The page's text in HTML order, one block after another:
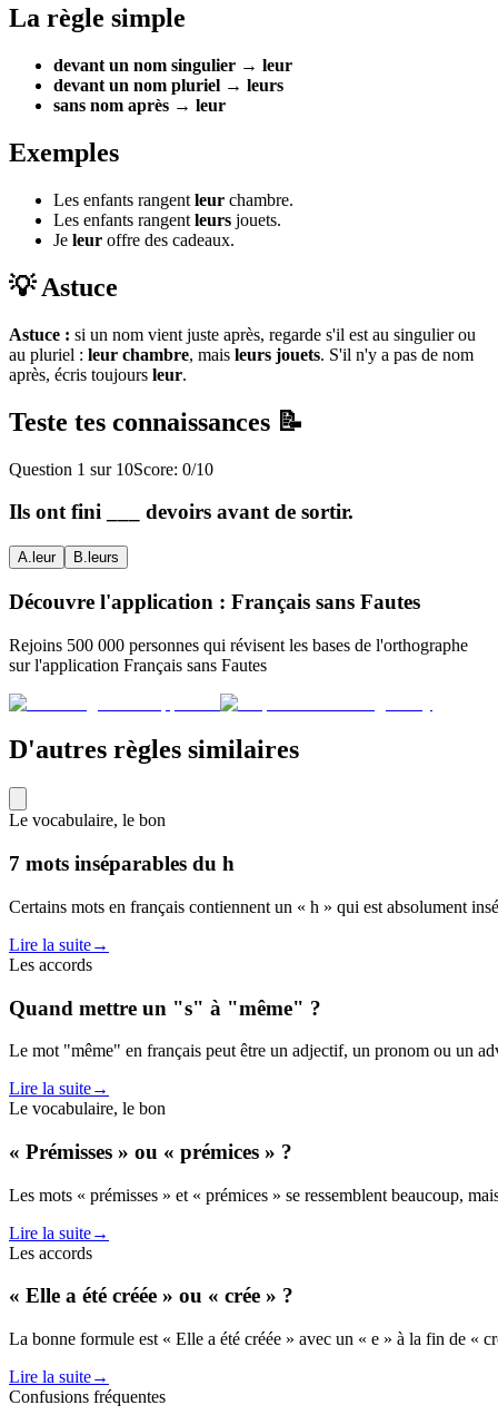
La règle simple
devant un nom singulier → leur
devant un nom pluriel → leurs
sans nom après → leur
Exemples
Les enfants rangent leur chambre.
Les enfants rangent leurs jouets.
Je leur offre des cadeaux.
💡 Astuce
Astuce : si un nom vient juste après, regarde s'il est au singulier ou
au pluriel : leur chambre, mais leurs jouets. S'il n'y a pas de nom
après, écris toujours leur.
Teste tes connaissances 📝
Question 1 sur 10Score: 0/10
Ils ont fini ___ devoirs avant de sortir.
A. leur B. leurs
Découvre l'application : Français sans Fautes
Rejoins 500 000 personnes qui révisent les bases de l'orthographe
sur l'application Français sans Fautes
D'autres règles similaires
Le vocabulaire, le bon
7 mots inséparables du h
Certains mots en français contiennent un « h » qui est absolument
Lire la suite→
Les accords
Quand mettre un "s" à "même" ?
Le mot "même" en français peut être un adjectif, un pronom ou un
Lire la suite→
Le vocabulaire, le bon
« Prémisses » ou « prémices » ?
Les mots « prémisses » et « prémices » se ressemblent beaucoup,
Lire la suite→
Les accords
« Elle a été créée » ou « crée » ?
La bonne formule est « Elle a été créée » avec un « e » à la fin de «
Lire la suite→
Confusions fréquentes